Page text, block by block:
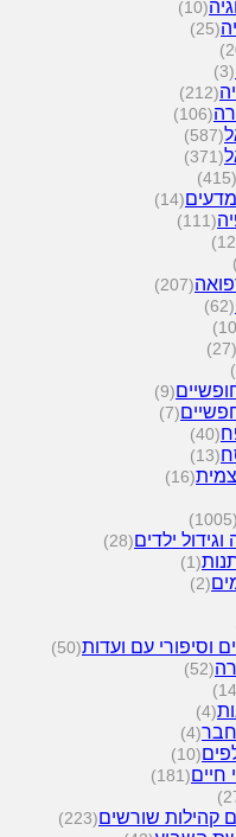
(10)
(25)
(3)
(212)
(106)
(587)
(371)
(415)
מדעים(14)
(111)
(207)
(62)
(27)
(9)
(7)
(40)
(13)
(16)
(1005)
וגידול ילדים(28)
(1)
(2)
וסיפורי עם ועדות(50)
(52)
(4)
(4)
(10)
חיים(181)
קהילות שורשים(223)